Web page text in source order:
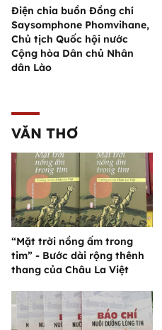
Điện chia buồn Đồng chí
Saysomphone Phomvihane,
Chủ tịch Quốc hội nước
Cộng hòa Dân chủ Nhân
dân Lào
VĂN THƠ
“Mặt trời nồng ấm trong
tim” - Bước dài rộng thênh
thang của Châu La Việt